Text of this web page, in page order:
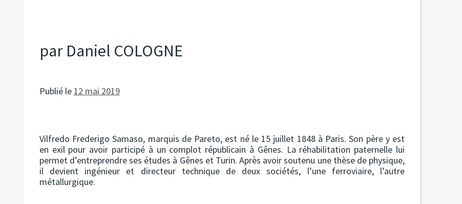
par Daniel COLOGNE
Publié le 12 mai 2019
Vilfredo Frederigo Samaso, marquis de Pareto, est né le 15 juillet 1848 à Paris. Son père y est
en exil pour avoir participé à un complot républicain à Gênes. La réhabilitation paternelle lui
permet d’entreprendre ses études à Gênes et Turin. Après avoir soutenu une thèse de physique,
il devient ingénieur et directeur technique de deux sociétés, l’une ferroviaire, l’autre
métallurgique.